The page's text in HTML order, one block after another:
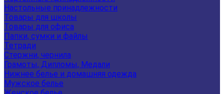
Настольные принадлежности
Товары для школы
Товары для офиса
Папки, сумки и файлы
Тетради
Стержни, чернила
Грамоты, Дипломы, Медали
Нижнее белье и домашняя одежда
Мужское белье